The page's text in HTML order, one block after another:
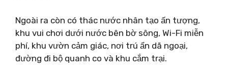
Ngoài ra còn có thác nước nhân tạo ấn tượng,
khu vui chơi dưới nước bên bờ sông, Wi-Fi miễn
phí, khu vườn cảm giác, nơi trú ẩn dã ngoại,
đường đi bộ quanh co và khu cắm trại.